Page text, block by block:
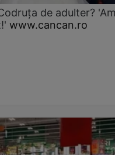
de adulter?
www.cancan.ro